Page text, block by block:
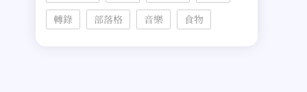
轉錄
部落格 音樂 食物